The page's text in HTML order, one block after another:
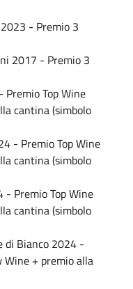
- Premio 3
2017 - Premio 3
Top Wine
cantina (simbolo
- Premio Top Wine
cantina (simbolo
- Premio Top Wine
cantina (simbolo
di Bianco 2024 -
Wine + premio alla